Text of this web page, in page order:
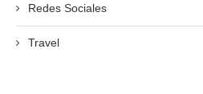
Redes Sociales
Travel